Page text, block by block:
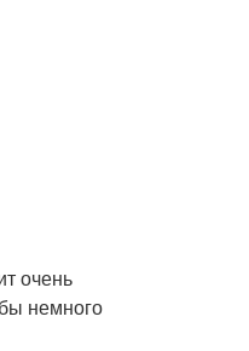
очень
немного